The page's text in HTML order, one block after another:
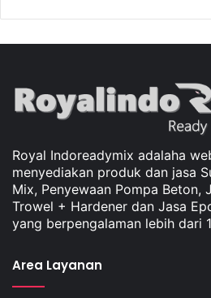
Royal Indoreadymix adalaha
menyediakan produk dan jasa
Mix, Penyewaan Pompa Beton,
Trowel + Hardener dan Jasa
yang berpengalaman lebih dari
Area Layanan